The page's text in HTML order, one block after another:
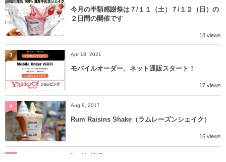
今月の半額感謝祭は７/１１（土）７/１２（日）の
２日間の開催です
18 views
Apr 18, 2021
モバイルオーダー、ネット通販スタート！
17 views
3
Aug 9, 2017
Rum Raisins Shake（ラムレーズンシェイク）
16 views
4
Nov 21, 2017